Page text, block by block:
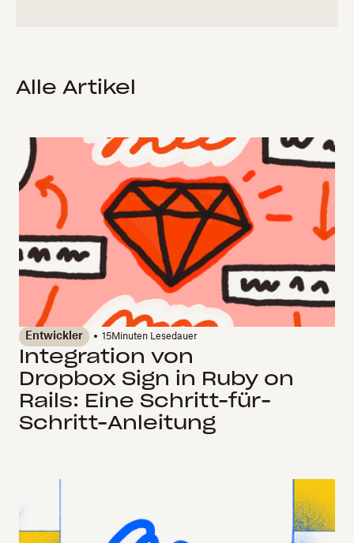
Alle Artikel
Entwickler 15Minuten Lesedauer
Integration von
Dropbox Sign in Ruby on
Rails: Eine Schritt-für-
Schritt-Anleitung